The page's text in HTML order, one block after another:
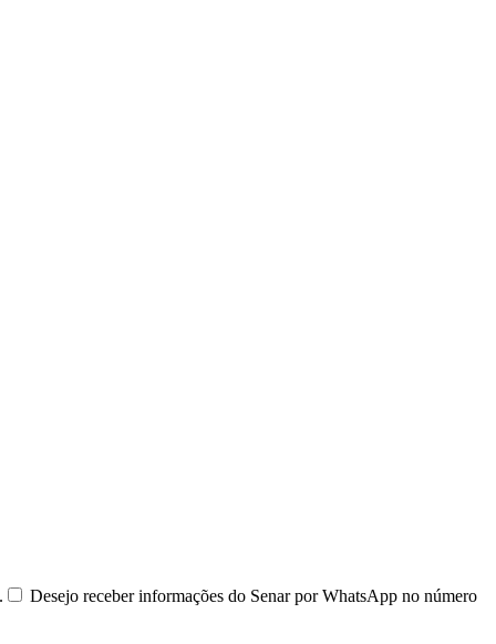
Desejo receber informações do Senar por WhatsApp no número